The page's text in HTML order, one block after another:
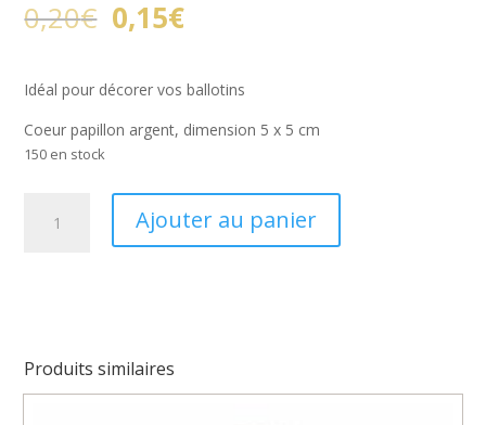
0,20€ Le
prix
était :
0,20€.
0,15€Le
est :
0,15€.
Idéal pour décorer vos ballotins
Coeur papillon argent, dimension 5 x 5 cm
150 en stock
Ajouter au panier
Produits similaires